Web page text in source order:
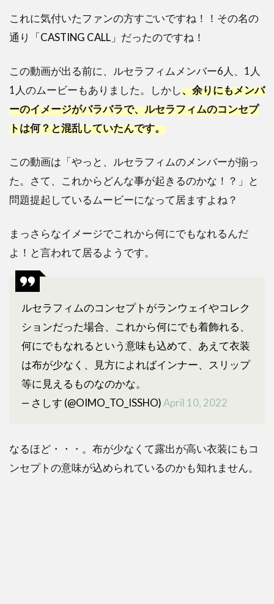
これに気付いたファンの方すごいですね！！その名の
通り
「CASTING CALL」 だったのですね！
この動画が出る前に、ルセラフィムメンバー6人、1人
1人のムービーもありました。しかし、余りにもメンバ
ーのイメージがバラバラで、ルセラフィムのコンセプ
トは何？と混乱していたんです。
この動画は「やっと、ルセラフィムのメンバーが揃っ
た。さて、これからどんな事が起きるのかな！？」と
問題提起しているムービーになって居ますよね？
まっさらなイメージでこれから何にでもなれるんだ
よ！と言われて居るようです。
ルセラフィムのコンセプトがランウェイやコレク
ションだった場合、これから何にでも着飾れる、
何にでもなれるという意味も込めて、あえて衣装
は布が少なく、見方によればインナー、スリップ
等に見えるものなのかな。
— さしす (@OIMO_TO_ISSHO)April 10, 2022
なるほど・・・。布が少なくて露出が高い衣装にもコ
ンセプトの意味が込められているのかも知れません。